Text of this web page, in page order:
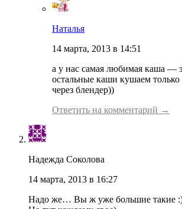
Наталья
14 марта, 2013 в 14:51
а у нас самая любимая каша —
остальные каши кушаем
через блендер))
Ответить на комментарий →
Надежда Соколова
14 марта, 2013 в 16:27
Надо же… Вы ж уже большие такие